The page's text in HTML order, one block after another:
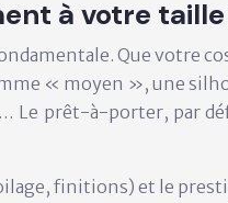
à votre taille
Que votre
« moyen », une
Le prêt-à-porter, par
finitions) et le